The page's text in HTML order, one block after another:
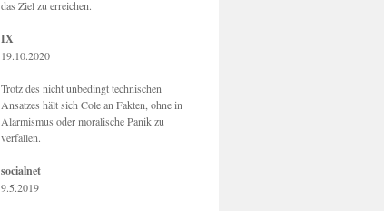
das Ziel zu erreichen.
IX
19.10.2020
Trotz des nicht unbedingt technischen
Ansatzes hält sich Cole an Fakten, ohne in
Alarmismus oder moralische Panik zu
verfallen.
socialnet
9.5.2019